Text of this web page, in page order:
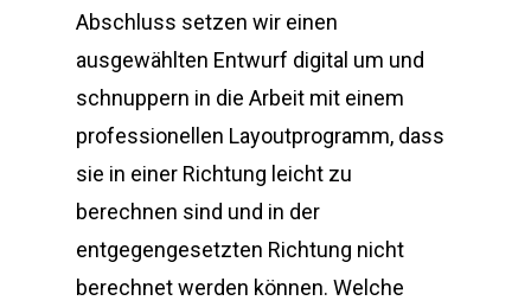
Abschluss setzen wir einen
ausgewählten Entwurf digital um und
schnuppern in die Arbeit mit einem
professionellen Layoutprogramm, dass
sie in einer Richtung leicht zu
berechnen sind und in der
entgegengesetzten Richtung nicht
berechnet werden können. Welche